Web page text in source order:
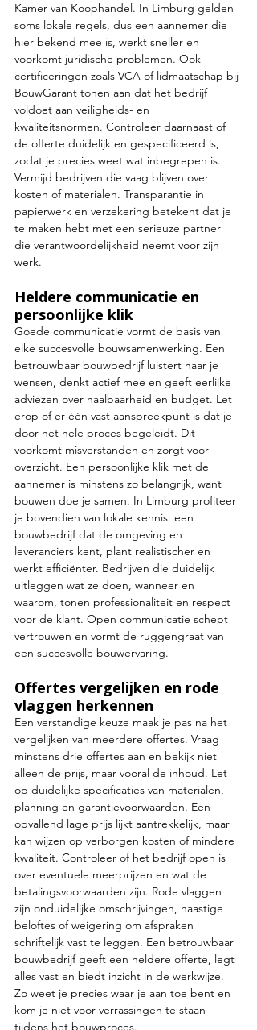
Kamer van Koophandel. In Limburg gelden
soms lokale regels, dus een aannemer die
hier bekend mee is, werkt sneller en
voorkomt juridische problemen. Ook
certificeringen zoals VCA of lidmaatschap bij
BouwGarant tonen aan dat het bedrijf
voldoet aan veiligheids- en
kwaliteitsnormen. Controleer daarnaast of
de offerte duidelijk en gespecificeerd is,
zodat je precies weet wat inbegrepen is.
Vermijd bedrijven die vaag blijven over
kosten of materialen. Transparantie in
papierwerk en verzekering betekent dat je
te maken hebt met een serieuze partner
die verantwoordelijkheid neemt voor zijn
werk.
Heldere communicatie en
persoonlijke klik
Goede communicatie vormt de basis van
elke succesvolle bouwsamenwerking. Een
betrouwbaar bouwbedrijf luistert naar je
wensen, denkt actief mee en geeft eerlijke
adviezen over haalbaarheid en budget. Let
erop of er één vast aanspreekpunt is dat je
door het hele proces begeleidt. Dit
voorkomt misverstanden en zorgt voor
overzicht. Een persoonlijke klik met de
aannemer is minstens zo belangrijk, want
bouwen doe je samen. In Limburg profiteer
je bovendien van lokale kennis: een
bouwbedrijf dat de omgeving en
leveranciers kent, plant realistischer en
werkt efficiënter. Bedrijven die duidelijk
uitleggen wat ze doen, wanneer en
waarom, tonen professionaliteit en respect
voor de klant. Open communicatie schept
vertrouwen en vormt de ruggengraat van
een succesvolle bouwervaring.
Offertes vergelijken en rode
vlaggen herkennen
Een verstandige keuze maak je pas na het
vergelijken van meerdere offertes. Vraag
minstens drie offertes aan en bekijk niet
alleen de prijs, maar vooral de inhoud. Let
op duidelijke specificaties van materialen,
planning en garantievoorwaarden. Een
opvallend lage prijs lijkt aantrekkelijk, maar
kan wijzen op verborgen kosten of mindere
kwaliteit. Controleer of het bedrijf open is
over eventuele meerprijzen en wat de
betalingsvoorwaarden zijn. Rode vlaggen
zijn onduidelijke omschrijvingen, haastige
beloftes of weigering om afspraken
schriftelijk vast te leggen. Een betrouwbaar
bouwbedrijf geeft een heldere offerte, legt
alles vast en biedt inzicht in de werkwijze.
Zo weet je precies waar je aan toe bent en
kom je niet voor verrassingen te staan
tijdens het bouwproces.